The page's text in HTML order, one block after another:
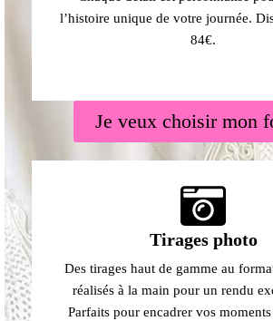
l’histoire unique de votre journée.
84€.
Je veux choisir mon
Tirages photo
Des tirages haut de gamme au
réalisés à la main pour un rendu
Parfaits pour encadrer vos